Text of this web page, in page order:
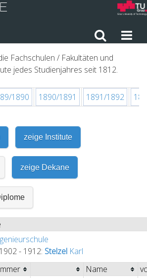
Fachschulen / Fakultäten und
jedes Studienjahres seit 1812.
1890 1890/1891 1891/1892
zeige Institute
zeige Dekane
1902 - 1912: Stelzel Karl
Name